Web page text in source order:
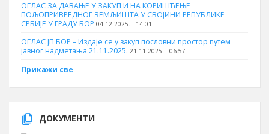
ОГЛАС ЗА ДАВАЊЕ У ЗАКУП И НА КОРИШЋЕЊЕ
ПОЉОПРИВРЕДНОГ ЗЕМЉИШТА У СВОЈИНИ РЕПУБЛИКЕ
СРБИЈЕ У ГРАДУ БОР 04.12.2025. - 14:01
ОГЛАС ЈП БОР – Издаје се у закуп пословни простор путем
јавног надметања 21.11.2025. 21.11.2025. - 06:57
Прикажи све
ДОКУМЕНТИ